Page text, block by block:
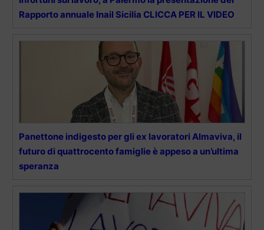
Rapporto annuale Inail Sicilia CLICCA PER IL VIDEO
Panettone indigesto per gli ex lavoratori Almaviva, il
futuro di quattrocento famiglie è appeso a un’ultima
speranza